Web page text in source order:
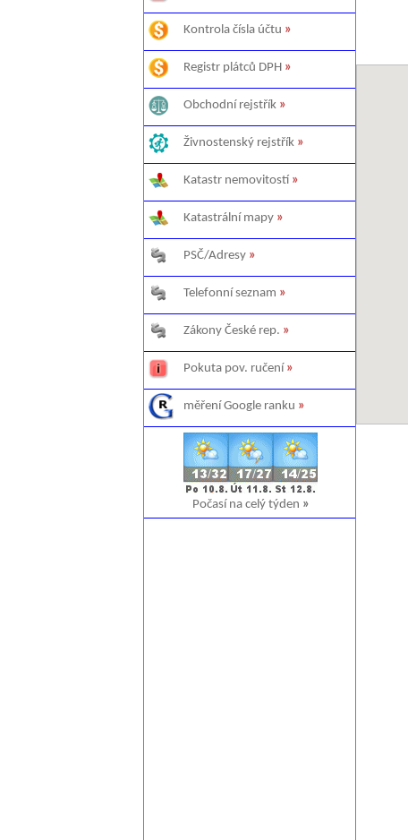
Kontrola čísla účtu »
Registr plátců DPH »
Obchodní rejstřík »
Živnostenský rejstřík »
Katastr nemovitostí »
Katastrální mapy »
PSČ/Adresy »
Telefonní seznam »
Zákony České rep. »
Pokuta pov. ručení »
měření Google ranku »
Počasí na celý týden »